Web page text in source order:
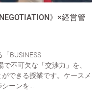
》×経営管
BUSINESS
で不可欠な「交渉力」を、
できる授業です。ケースメ
ーンを...